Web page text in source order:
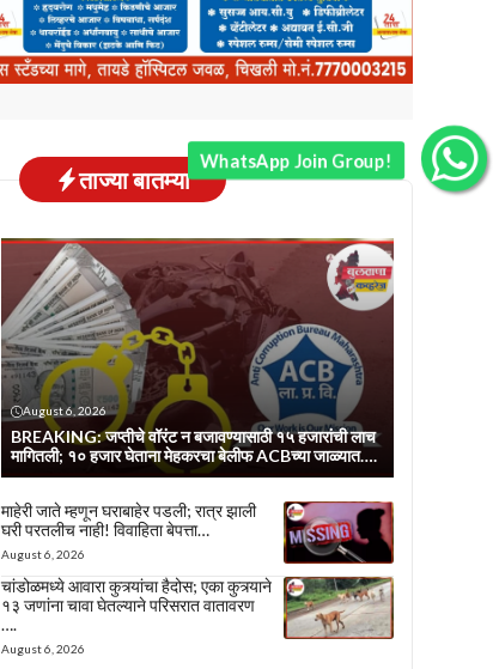
ताज्या बातम्या
August 6, 2026
BREAKING: जप्तीचे वॉरंट न बजावण्यासाठी १५ हजारांची लाच
मागितली; १० हजार घेताना मेहकरचा बेलीफ ACBच्या जाळ्यात….
माहेरी जाते म्हणून घराबाहेर पडली; रात्र झाली
घरी परतलीच नाही! विवाहिता बेपत्ता…
August 6, 2026
चांडोळमध्ये आवारा कुत्र्यांचा हैदोस; एका कुत्र्याने
१३ जणांना चावा घेतल्याने परिसरात वातावरण
….
August 6, 2026
WhatsApp Join Group!